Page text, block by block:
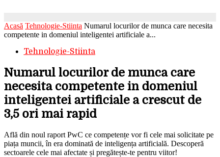
Acasă Tehnologie-Stiinta Numarul locurilor de munca care necesita
competente in domeniul inteligentei artificiale a...
Tehnologie-Stiinta
Numarul locurilor de munca care
necesita competente in domeniul
inteligentei artificiale a crescut de
3,5 ori mai rapid
Află din noul raport PwC ce competențe vor fi cele mai solicitate pe
piața muncii, în era dominată de inteligența artificială. Descoperă
sectoarele cele mai afectate și pregătește-te pentru viitor!